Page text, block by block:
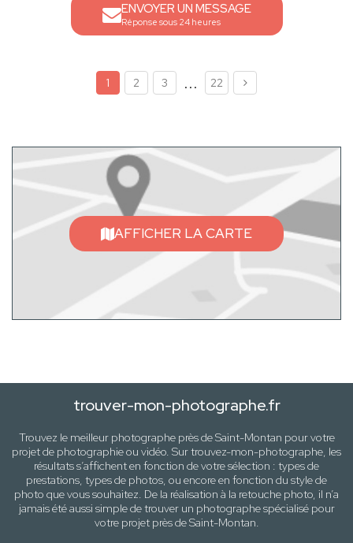
ENVOYER UN MESSAGE
Réponse sous 24 heures
1 2 3 ... 22
AFFICHER LA CARTE
trouver-mon-photographe.fr
Trouvez le meilleur photographe près deSaint-Montan pour votre
projet de photographie ou vidéo. Sur trouvez-mon-photographe, les
résultats s’affichent en fonction de votre sélection : types de
prestations, types de photos, ou encore en fonction du stylede
photo que vous souhaitez. De la réalisation à la retouche photo, il n’a
jamais été aussi simple de trouver un photographe spécialisé pour
votre projet près deSaint-Montan.